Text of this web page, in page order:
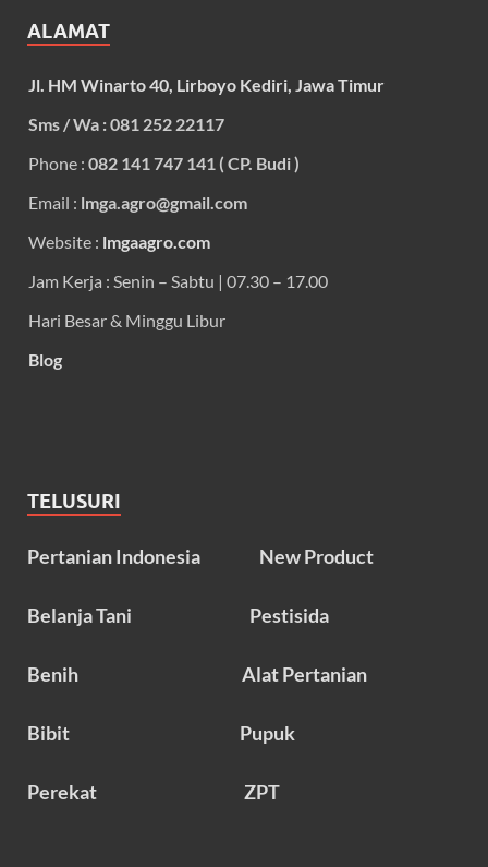
ALAMAT
Jl. HM Winarto 40, Lirboyo Kediri, Jawa Timur
Sms / Wa : 081 252 22117
Phone : 082 141 747 141 ( CP. Budi )
Email : lmga.agro@gmail.com
Website : lmgaagro.com
Jam Kerja : Senin – Sabtu | 07.30 – 17.00
Hari Besar & Minggu Libur
Blog
TELUSURI
Pertanian Indonesia New Product
Belanja Tani Pestisida
Benih Alat Pertanian
Bibit Pupuk
Perekat ZPT